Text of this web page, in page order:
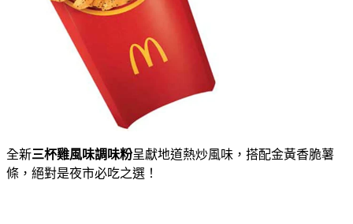
全新三杯雞風味調味粉呈獻地道熱炒風味，搭配金黃香脆薯
條，絕對是夜市必吃之選！